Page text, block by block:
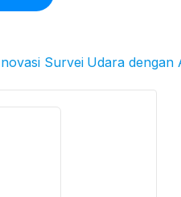
Survei Udara dengan